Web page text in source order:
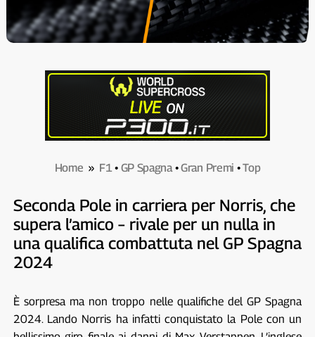
Home » F1• GP Spagna•Gran Premi •Top
Seconda Pole in carriera per Norris, che
supera l’amico – rivale per un nulla in
una qualifica combattuta nel GP Spagna
2024
È sorpresa ma non troppo nelle qualifiche del GP Spagna
2024. Lando Norris ha infatti conquistato la Pole con un